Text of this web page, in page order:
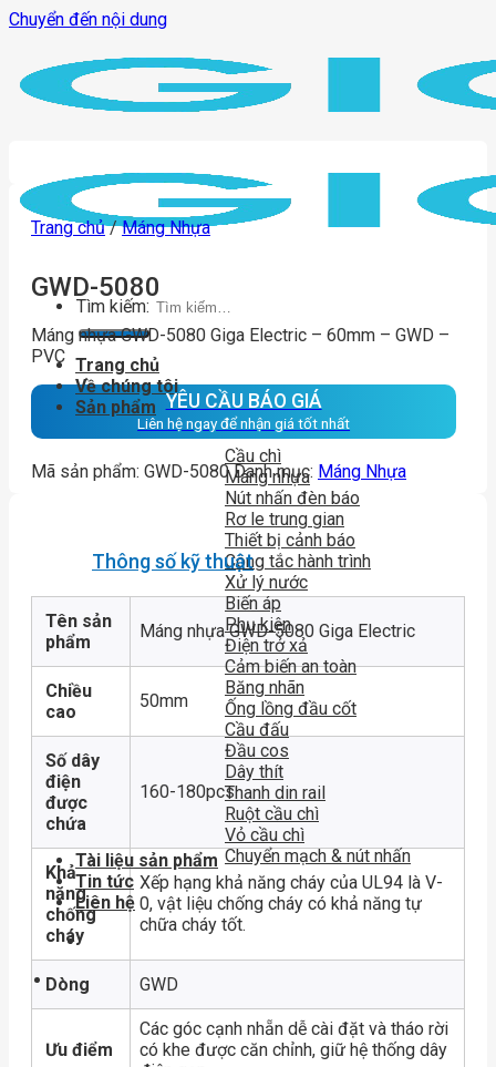
Chuyển đến nội dung
Tìm kiếm:
Trang chủ
Về chúng tôi
Sản phẩm
Cầu chì
Máng nhựa
Nút nhấn đèn báo
Rơ le trung gian
Thiết bị cảnh báo
Công tắc hành trình
Xử lý nước
Biến áp
Phụ kiện
Điện trở xả
Cảm biến an toàn
Băng nhãn
Ống lồng đầu cốt
Cầu đấu
Đầu cos
Dây thít
Thanh din rail
Ruột cầu chì
Vỏ cầu chì
Chuyển mạch & nút nhấn
Tài liệu sản phẩm
Tin tức
Liên hệ
Trang chủ / Máng Nhựa
GWD-5080
Máng nhựa GWD-5080 Giga Electric – 60mm – GWD –
PVC
YÊU CẦU BÁO GIÁ
Liên hệ ngay để nhận giá tốt nhất
Mã sản phẩm: GWD-5080 Danh mục: Máng Nhựa
Thông số kỹ thuật
Tên sản
phẩm
Máng nhựa GWD-5080 Giga Electric
Chiều
cao
50mm
Số dây
điện
được
chứa
160-180pcs
Khả
năng
chống
cháy
Xếp hạng khả năng cháy của UL94 là V-
0, vật liệu chống cháy có khả năng tự
chữa cháy tốt.
Dòng GWD
Ưu điểm
Các góc cạnh nhẵn dễ cài đặt và tháo rời
có khe được căn chỉnh, giữ hệ thống dây